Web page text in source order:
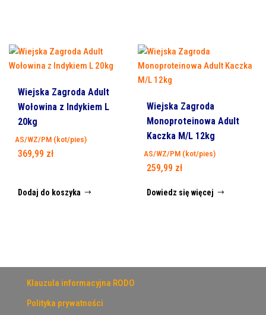
Wiejska Zagroda Adult
Wołowina z Indykiem L
20kg
AS/WZ/PM (kot/pies)
369,99 zł
Dodaj do koszyka
Wiejska Zagroda
Monoproteinowa Adult
Kaczka M/L 12kg
AS/WZ/PM (kot/pies)
259,99 zł
Dowiedz się więcej
Klauzula informacyjna RODO
Polityka prywatności